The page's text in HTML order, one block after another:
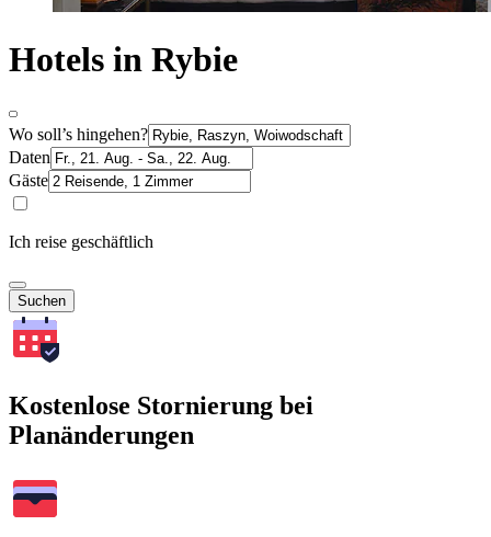
Hotels in Rybie
Wo soll’s hingehen?
Daten
Gäste
Ich reise geschäftlich
Suchen
Kostenlose Stornierung bei
Planänderungen